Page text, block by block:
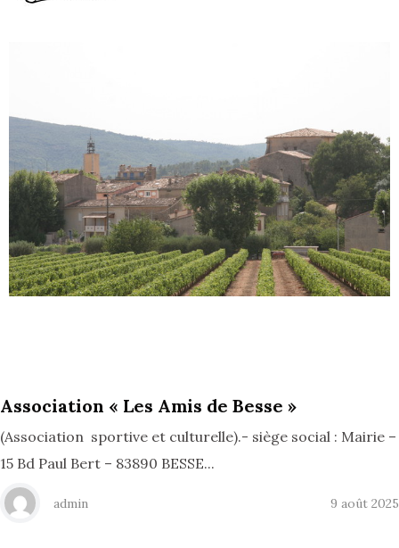
Association « Les Amis de Besse »
(Association sportive et culturelle).- siège social : Mairie –
15 Bd Paul Bert – 83890 BESSE...
admin 9 août 2025